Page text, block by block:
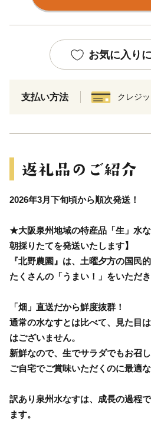
お気に入り
支払い方法 クレジ
2026年3月下旬頃から順次発送！
★大阪泉州地域の特産品「生」水
朝採りたてを発送いたします】
『北野農園』は、土曜夕方の国民
たくさんの「うまい！」をいただき
「畑」直送だから鮮度抜群！
通常の水なすとは比べて、見た目
はございません。
新鮮なので、生でサラダでもお召
ご自宅でご賞味いただくのに最適
訳あり泉州水なすは、成長の過程
ます。